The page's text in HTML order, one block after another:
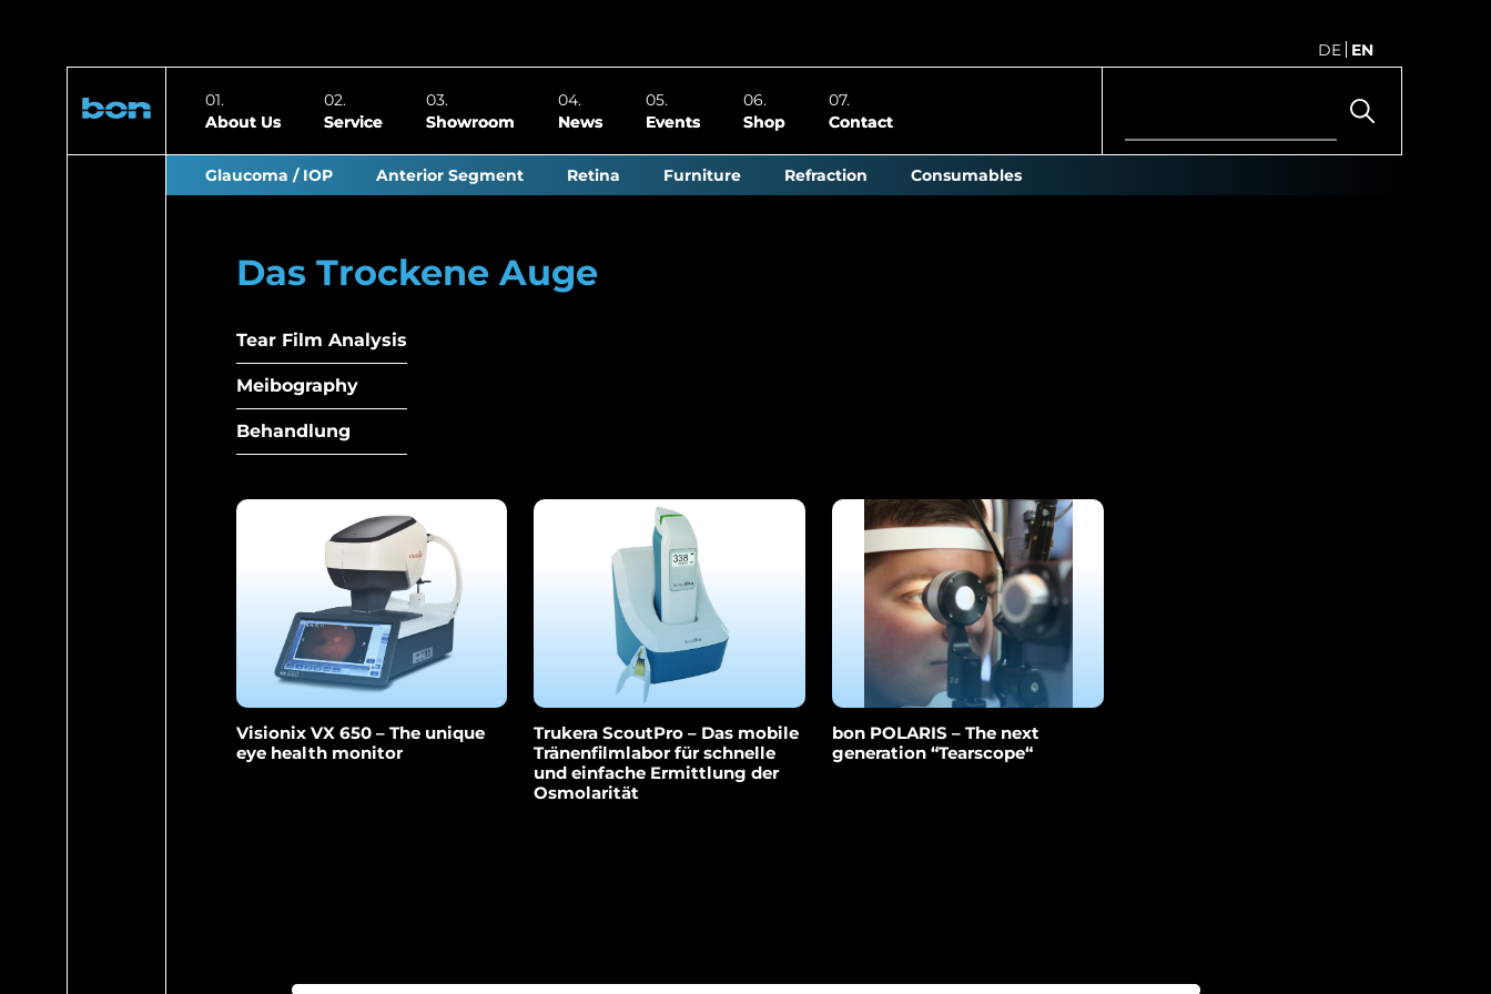
DE EN
About Us Service Showroom News Events Shop
Glaucoma / IOP Anterior Segment Retina Furniture Refraction Consumables
Contact
Das Trockene Auge
Tear Film Analysis
Meibography
Behandlung
Visionix VX 650 – The unique
eye health monitor
Trukera ScoutPro – Das mobile
Tränenfilmlabor für schnelle
und einfache Ermittlung der
Osmolarität
bon POLARIS – The next
generation “Tearscope“